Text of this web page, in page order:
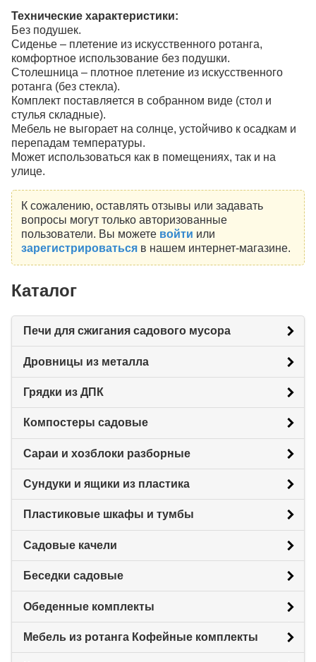
Технические характеристики:
Без подушек.
Сиденье – плетение из искусственного ротанга,
комфортное использование без подушки.
Столешница – плотное плетение из искусственного
ротанга (без стекла).
Комплект поставляется в собранном виде (стол и
стулья складные).
Мебель не выгорает на солнце, устойчиво к осадкам и
перепадам температуры.
Может использоваться как в помещениях, так и на
улице.
К сожалению, оставлять отзывы или задавать
вопросы могут только авторизованные
пользователи. Вы можете войти или
зарегистрироватьсяв нашем интернет-магазине.
Каталог
Печи для сжигания садового мусора
Дровницы из металла
Грядки из ДПК
Компостеры садовые
Сараи и хозблоки разборные
Сундуки и ящики из пластика
Пластиковые шкафы и тумбы
Садовые качели
Беседки садовые
Обеденные комплекты
Мебель из ротанга Кофейные комплекты